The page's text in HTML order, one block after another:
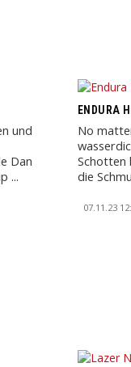
und
Dan
...
ENDURA
No
Schotten
die
07.11.23